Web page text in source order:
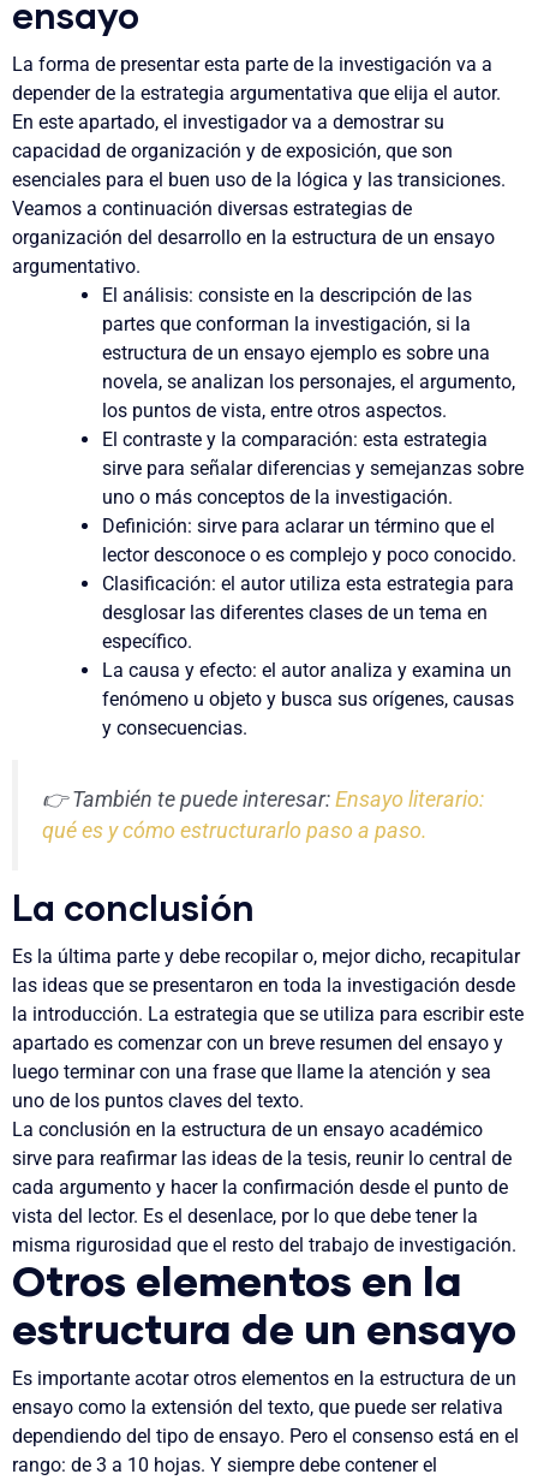
ensayo
La forma de presentar esta parte de la investigación va a
depender de la estrategia argumentativa que elija el autor.
En este apartado, el investigador va a demostrar su
capacidad de organización y de exposición, que son
esenciales para el buen uso de la lógica y las transiciones.
Veamos a continuación diversas estrategias de
organización del desarrollo en la estructura de un ensayo
argumentativo.
El análisis: consiste en la descripción de las
partes que conforman la investigación, si la
estructura de un ensayo ejemploes sobre una
novela, se analizan los personajes, el argumento,
los puntos de vista, entre otros aspectos.
El contraste y la comparación: esta estrategia
sirve para señalar diferencias y semejanzas sobre
uno o más conceptos de la investigación.
Definición: sirve para aclarar un término que el
lector desconoce o es complejo y poco conocido.
Clasificación: el autor utiliza esta estrategia para
desglosar las diferentes clases de un tema en
específico.
La causa y efecto: el autor analiza y examina un
fenómeno u objeto y busca sus orígenes, causas
y consecuencias.
👉 También te puede interesar: Ensayo literario:
qué es y cómo estructurarlo paso a paso.
La conclusión
Es la última parte y debe recopilar o, mejor dicho, recapitular
las ideas que se presentaron en toda la investigación desde
la introducción. La estrategia que se utiliza para escribir este
apartado es comenzar con un breve resumen del ensayo y
luego terminar con una frase que llame la atención y sea
uno de los puntos claves del texto.
La conclusión en la estructura de un ensayo académico
sirve para reafirmar las ideas de la tesis, reunir lo central de
cada argumento y hacer la confirmación desde el punto de
vista del lector. Es el desenlace, por lo que debe tener la
misma rigurosidad que el resto del trabajo de investigación.
Otros elementos en la
estructura de un ensayo
Es importante acotar otros elementos en la estructura de un
ensayo como la extensión del texto, que puede ser relativa
dependiendo del tipo de ensayo. Pero el consenso está en el
rango: de 3 a 10 hojas. Y siempre debe contener el